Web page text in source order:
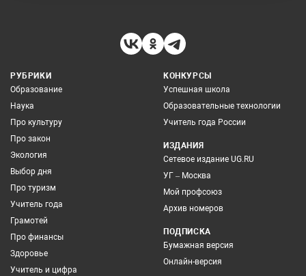
РУБРИКИ
Образование
Наука
Про культуру
Про закон
Экология
Выбор дня
Про туризм
Учитель года
Грамотей
Про финансы
Здоровье
Учитель и цифра
КОНКУРСЫ
Успешная школа
Образовательные технологии
Учитель года России
ИЗДАНИЯ
Сетевое издание UG.RU
УГ – Москва
Мой профсоюз
Архив номеров
ПОДПИСКА
Бумажная версия
Онлайн-версия